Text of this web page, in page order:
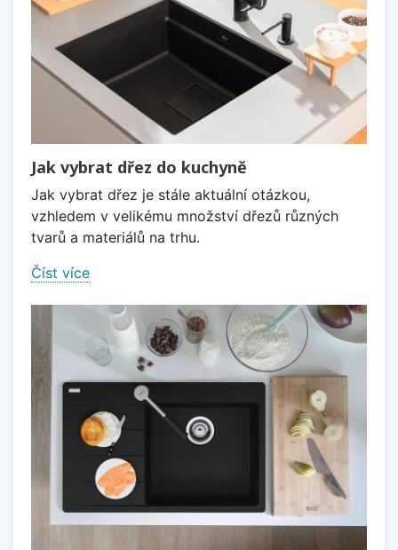
Jak vybrat dřez do kuchyně
Jak vybrat dřez je stále aktuální otázkou,
vzhledem v velikému množství dřezů různých
tvarů a materiálů na trhu.
Číst více